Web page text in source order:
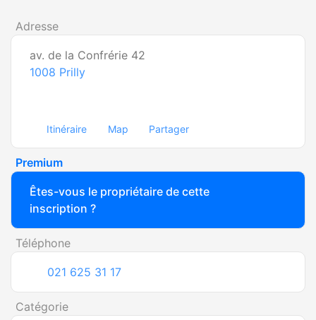
Adresse
av. de la Confrérie 42
1008 Prilly
Itinéraire Map Partager
Premium
Êtes-vous le propriétaire de cette
inscription ?
Téléphone
021 625 31 17
Catégorie